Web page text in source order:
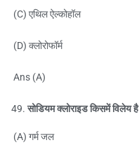
(C) एथिल ऐल्कोहॉल
(D) क्लोरोफॉर्म
Ans (A)
सोडियम क्लोराइड किसमें विलेय है
(A) गर्म जल